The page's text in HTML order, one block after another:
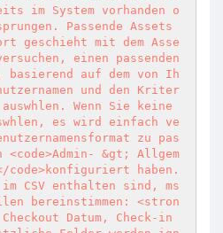
im System vorhanden o
Passende Assets
geschieht mit dem Asse
einen passenden
basierend auf dem von Ih
und den Kriter
Wenn Sie keine
es wird einfach ve
zu pas
&gt; Allgem
code>konfiguriert haben.
CSV enthalten sind, ms
bereinstimmen: <stron
Datum, Check-in